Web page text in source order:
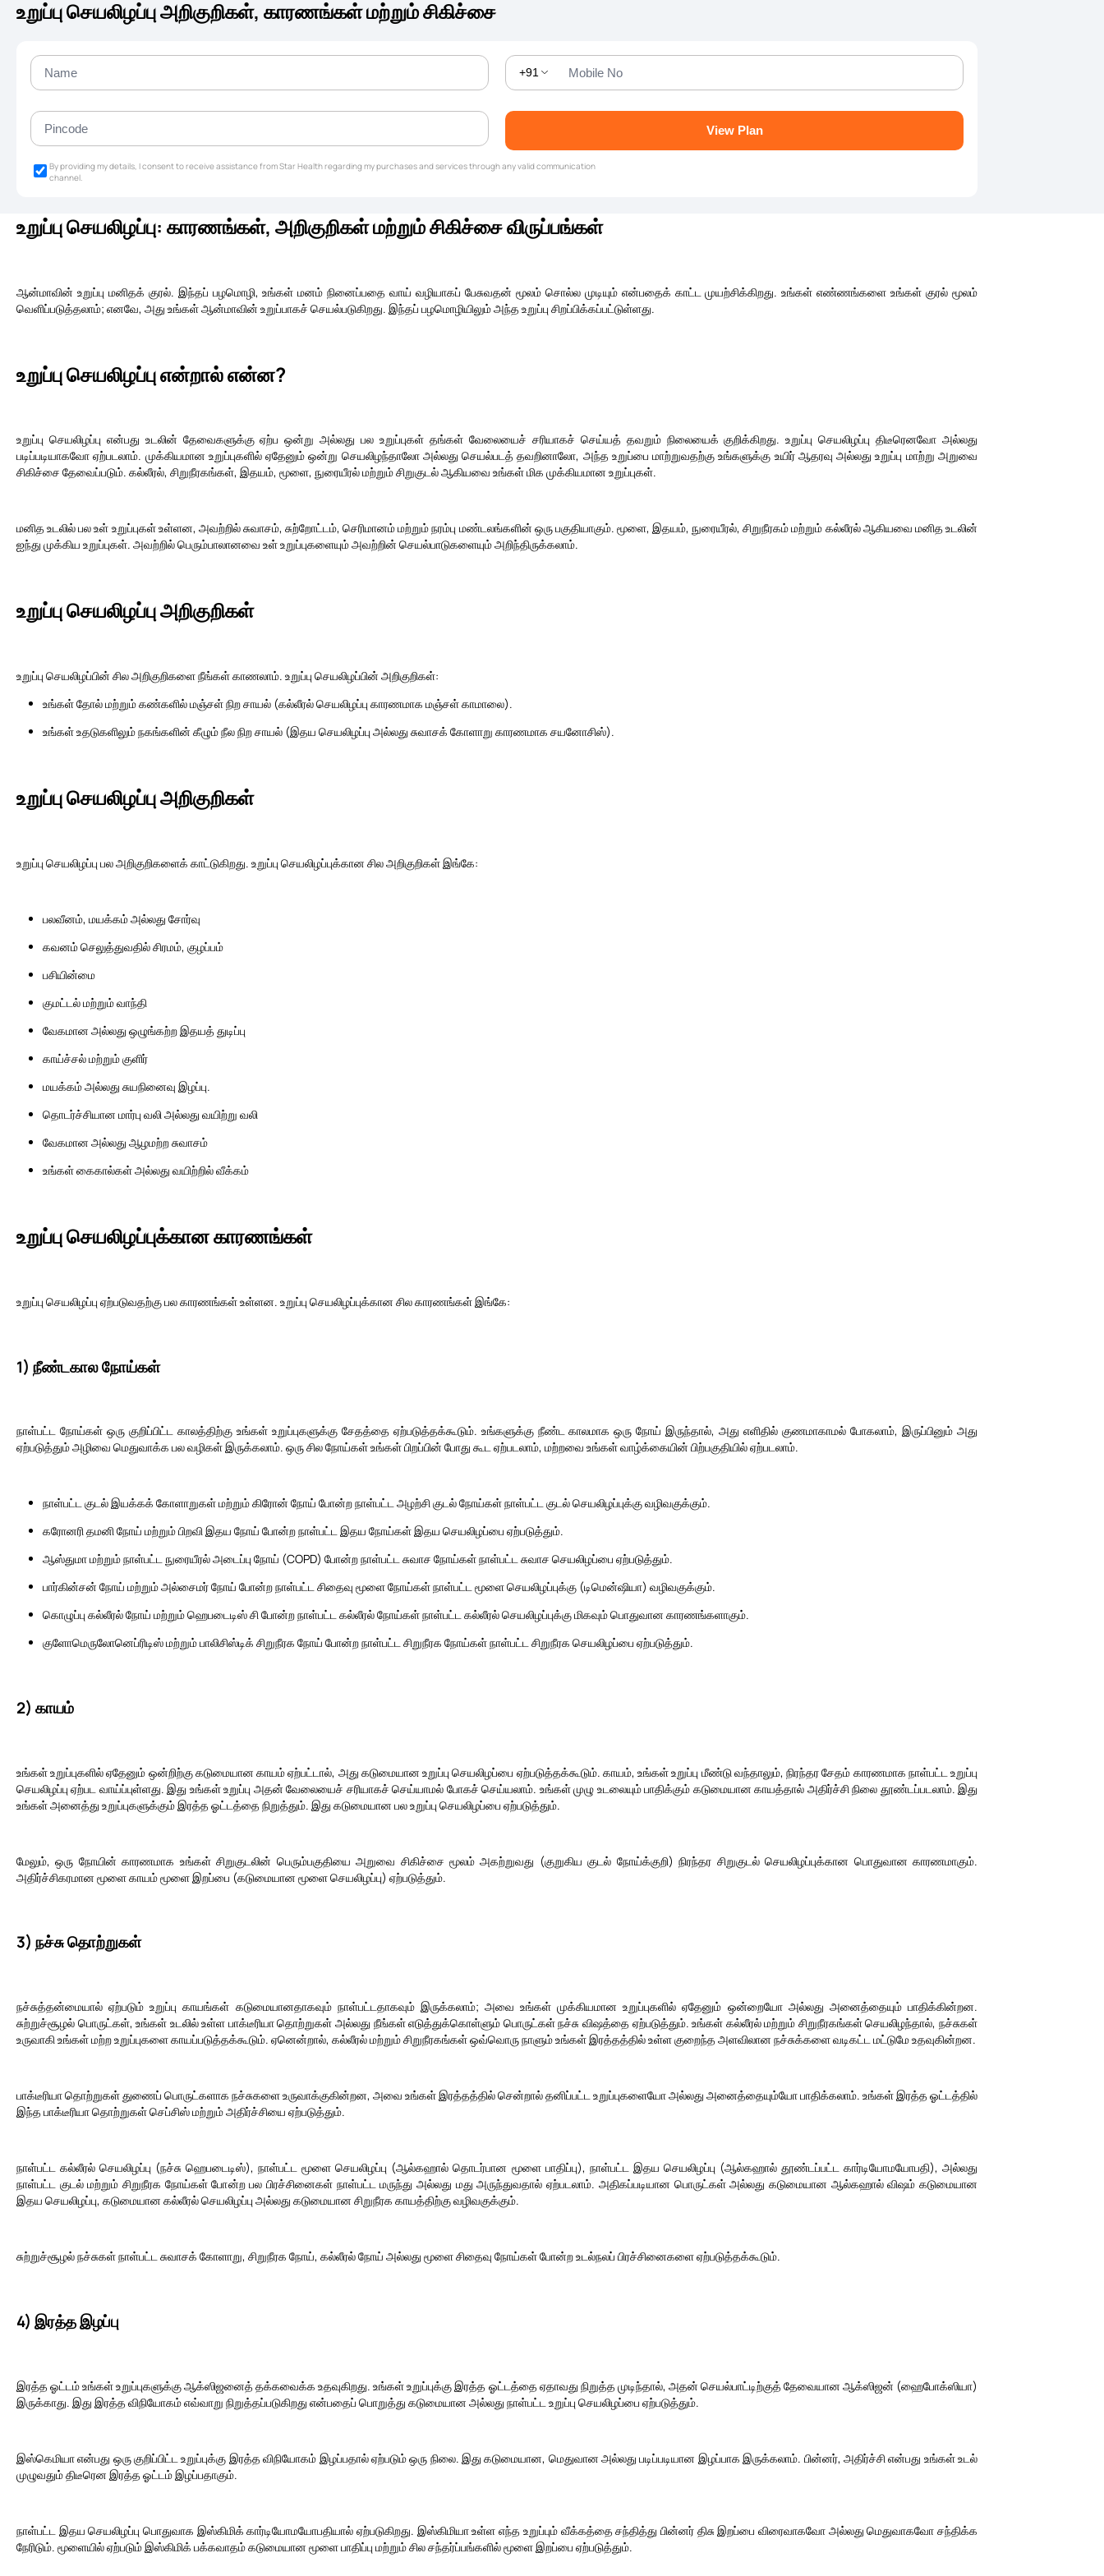
உறுப்பு செயலிழப்பு அறிகுறிகள், காரணங்கள் மற்றும் சிகிச்சை
+91
View Plan
By providing my details, I consent to receive assistance from Star Health regarding my purchases and services through any valid communication
channel.
உறுப்பு செயலிழப்பு: காரணங்கள், அறிகுறிகள் மற்றும் சிகிச்சை விருப்பங்கள்
ஆன்மாவின் உறுப்பு மனிதக் குரல். இந்தப் பழமொழி, உங்கள் மனம் நினைப்பதை வாய் வழியாகப் பேசுவதன் மூலம் சொல்ல முடியும் என்பதைக் காட்ட முயற்சிக்கிறது. உங்கள் எண்ணங்களை உங்கள் குரல் மூலம்
வெளிப்படுத்தலாம்; எனவே, அது உங்கள் ஆன்மாவின் உறுப்பாகச் செயல்படுகிறது. இந்தப் பழமொழியிலும் அந்த உறுப்பு சிறப்பிக்கப்பட்டுள்ளது.
உறுப்பு செயலிழப்பு என்றால் என்ன?
உறுப்பு செயலிழப்பு என்பது உடலின் தேவைகளுக்கு ஏற்ப ஒன்று அல்லது பல உறுப்புகள் தங்கள் வேலையைச் சரியாகச் செய்யத் தவறும் நிலையைக் குறிக்கிறது. உறுப்பு செயலிழப்பு திடீரெனவோ அல்லது
படிப்படியாகவோ ஏற்படலாம். முக்கியமான உறுப்புகளில் ஏதேனும் ஒன்று செயலிழந்தாலோ அல்லது செயல்படத் தவறினாலோ, அந்த உறுப்பை மாற்றுவதற்கு உங்களுக்கு உயிர் ஆதரவு அல்லது உறுப்பு மாற்று அறுவை
சிகிச்சை தேவைப்படும். கல்லீரல், சிறுநீரகங்கள், இதயம், மூளை, நுரையீரல் மற்றும் சிறுகுடல் ஆகியவை உங்கள் மிக முக்கியமான உறுப்புகள்.
மனித உடலில் பல உள் உறுப்புகள் உள்ளன, அவற்றில் சுவாசம், சுற்றோட்டம், செரிமானம் மற்றும் நரம்பு மண்டலங்களின் ஒரு பகுதியாகும். மூளை, இதயம், நுரையீரல், சிறுநீரகம் மற்றும் கல்லீரல் ஆகியவை மனித உடலின்
ஐந்து முக்கிய உறுப்புகள். அவற்றில் பெரும்பாலானவை உள் உறுப்புகளையும் அவற்றின் செயல்பாடுகளையும் அறிந்திருக்கலாம்.
உறுப்பு செயலிழப்பு அறிகுறிகள்
உறுப்பு செயலிழப்பின் சில அறிகுறிகளை நீங்கள் காணலாம். உறுப்பு செயலிழப்பின் அறிகுறிகள்:
உங்கள் தோல் மற்றும் கண்களில் மஞ்சள் நிற சாயல் (கல்லீரல் செயலிழப்பு காரணமாக மஞ்சள் காமாலை).
உங்கள் உதடுகளிலும் நகங்களின் கீழும் நீல நிற சாயல் (இதய செயலிழப்பு அல்லது சுவாசக் கோளாறு காரணமாக சயனோசிஸ்).
உறுப்பு செயலிழப்பு அறிகுறிகள்
உறுப்பு செயலிழப்பு பல அறிகுறிகளைக் காட்டுகிறது. உறுப்பு செயலிழப்புக்கான சில அறிகுறிகள் இங்கே:
பலவீனம், மயக்கம் அல்லது சோர்வு
கவனம் செலுத்துவதில் சிரமம், குழப்பம்
பசியின்மை
குமட்டல் மற்றும் வாந்தி
வேகமான அல்லது ஒழுங்கற்ற இதயத் துடிப்பு
காய்ச்சல் மற்றும் குளிர்
மயக்கம் அல்லது சுயநினைவு இழப்பு.
தொடர்ச்சியான மார்பு வலி அல்லது வயிற்று வலி
வேகமான அல்லது ஆழமற்ற சுவாசம்
உங்கள் கைகால்கள் அல்லது வயிற்றில் வீக்கம்
உறுப்பு செயலிழப்புக்கான காரணங்கள்
உறுப்பு செயலிழப்பு ஏற்படுவதற்கு பல காரணங்கள் உள்ளன. உறுப்பு செயலிழப்புக்கான சில காரணங்கள் இங்கே:
1) நீண்டகால நோய்கள்
நாள்பட்ட நோய்கள் ஒரு குறிப்பிட்ட காலத்திற்கு உங்கள் உறுப்புகளுக்கு சேதத்தை ஏற்படுத்தக்கூடும். உங்களுக்கு நீண்ட காலமாக ஒரு நோய் இருந்தால், அது எளிதில் குணமாகாமல் போகலாம், இருப்பினும் அது
ஏற்படுத்தும் அழிவை மெதுவாக்க பல வழிகள் இருக்கலாம். ஒரு சில நோய்கள் உங்கள் பிறப்பின் போது கூட ஏற்படலாம், மற்றவை உங்கள் வாழ்க்கையின் பிற்பகுதியில் ஏற்படலாம்.
நாள்பட்ட குடல் இயக்கக் கோளாறுகள் மற்றும் கிரோன் நோய் போன்ற நாள்பட்ட அழற்சி குடல் நோய்கள் நாள்பட்ட குடல் செயலிழப்புக்கு வழிவகுக்கும்.
கரோனரி தமனி நோய் மற்றும் பிறவி இதய நோய் போன்ற நாள்பட்ட இதய நோய்கள் இதய செயலிழப்பை ஏற்படுத்தும்.
ஆஸ்துமா மற்றும் நாள்பட்ட நுரையீரல் அடைப்பு நோய் (COPD) போன்ற நாள்பட்ட சுவாச நோய்கள் நாள்பட்ட சுவாச செயலிழப்பை ஏற்படுத்தும்.
பார்கின்சன் நோய் மற்றும் அல்சைமர் நோய் போன்ற நாள்பட்ட சிதைவு மூளை நோய்கள் நாள்பட்ட மூளை செயலிழப்புக்கு (டிமென்ஷியா) வழிவகுக்கும்.
கொழுப்பு கல்லீரல் நோய் மற்றும் ஹெபடைடிஸ் சி போன்ற நாள்பட்ட கல்லீரல் நோய்கள் நாள்பட்ட கல்லீரல் செயலிழப்புக்கு மிகவும் பொதுவான காரணங்களாகும்.
குளோமெருலோனெப்ரிடிஸ் மற்றும் பாலிசிஸ்டிக் சிறுநீரக நோய் போன்ற நாள்பட்ட சிறுநீரக நோய்கள் நாள்பட்ட சிறுநீரக செயலிழப்பை ஏற்படுத்தும்.
2) காயம்
உங்கள் உறுப்புகளில் ஏதேனும் ஒன்றிற்கு கடுமையான காயம் ஏற்பட்டால், அது கடுமையான உறுப்பு செயலிழப்பை ஏற்படுத்தக்கூடும். காயம், உங்கள் உறுப்பு மீண்டு வந்தாலும், நிரந்தர சேதம் காரணமாக நாள்பட்ட உறுப்பு
செயலிழப்பு ஏற்பட வாய்ப்புள்ளது. இது உங்கள் உறுப்பு அதன் வேலையைச் சரியாகச் செய்யாமல் போகச் செய்யலாம். உங்கள் முழு உடலையும் பாதிக்கும் கடுமையான காயத்தால் அதிர்ச்சி நிலை தூண்டப்படலாம். இது
உங்கள் அனைத்து உறுப்புகளுக்கும் இரத்த ஓட்டத்தை நிறுத்தும். இது கடுமையான பல உறுப்பு செயலிழப்பை ஏற்படுத்தும்.
மேலும், ஒரு நோயின் காரணமாக உங்கள் சிறுகுடலின் பெரும்பகுதியை அறுவை சிகிச்சை மூலம் அகற்றுவது (குறுகிய குடல் நோய்க்குறி) நிரந்தர சிறுகுடல் செயலிழப்புக்கான பொதுவான காரணமாகும்.
அதிர்ச்சிகரமான மூளை காயம் மூளை இறப்பை (கடுமையான மூளை செயலிழப்பு) ஏற்படுத்தும்.
3) நச்சு தொற்றுகள்
நச்சுத்தன்மையால் ஏற்படும் உறுப்பு காயங்கள் கடுமையானதாகவும் நாள்பட்டதாகவும் இருக்கலாம்; அவை உங்கள் முக்கியமான உறுப்புகளில் ஏதேனும் ஒன்றையோ அல்லது அனைத்தையும் பாதிக்கின்றன.
சுற்றுச்சூழல் பொருட்கள், உங்கள் உடலில் உள்ள பாக்டீரியா தொற்றுகள் அல்லது நீங்கள் எடுத்துக்கொள்ளும் பொருட்கள் நச்சு விஷத்தை ஏற்படுத்தும். உங்கள் கல்லீரல் மற்றும் சிறுநீரகங்கள் செயலிழந்தால், நச்சுகள்
உருவாகி உங்கள் மற்ற உறுப்புகளை காயப்படுத்தக்கூடும். ஏனென்றால், கல்லீரல் மற்றும் சிறுநீரகங்கள் ஒவ்வொரு நாளும் உங்கள் இரத்தத்தில் உள்ள குறைந்த அளவிலான நச்சுக்களை வடிகட்ட மட்டுமே உதவுகின்றன.
பாக்டீரியா தொற்றுகள் துணைப் பொருட்களாக நச்சுகளை உருவாக்குகின்றன, அவை உங்கள் இரத்தத்தில் சென்றால் தனிப்பட்ட உறுப்புகளையோ அல்லது அனைத்தையும்யோ பாதிக்கலாம். உங்கள் இரத்த ஓட்டத்தில்
இந்த பாக்டீரியா தொற்றுகள் செப்சிஸ் மற்றும் அதிர்ச்சியை ஏற்படுத்தும்.
நாள்பட்ட கல்லீரல் செயலிழப்பு (நச்சு ஹெபடைடிஸ்), நாள்பட்ட மூளை செயலிழப்பு (ஆல்கஹால் தொடர்பான மூளை பாதிப்பு), நாள்பட்ட இதய செயலிழப்பு (ஆல்கஹால் தூண்டப்பட்ட கார்டியோமயோபதி), அல்லது
நாள்பட்ட குடல் மற்றும் சிறுநீரக நோய்கள் போன்ற பல பிரச்சினைகள் நாள்பட்ட மருந்து அல்லது மது அருந்துவதால் ஏற்படலாம். அதிகப்படியான பொருட்கள் அல்லது கடுமையான ஆல்கஹால் விஷம் கடுமையான
இதய செயலிழப்பு, கடுமையான கல்லீரல் செயலிழப்பு அல்லது கடுமையான சிறுநீரக காயத்திற்கு வழிவகுக்கும்.
சுற்றுச்சூழல் நச்சுகள் நாள்பட்ட சுவாசக் கோளாறு, சிறுநீரக நோய், கல்லீரல் நோய் அல்லது மூளை சிதைவு நோய்கள் போன்ற உடல்நலப் பிரச்சினைகளை ஏற்படுத்தக்கூடும்.
4) இரத்த இழப்பு
இரத்த ஓட்டம் உங்கள் உறுப்புகளுக்கு ஆக்ஸிஜனைத் தக்கவைக்க உதவுகிறது. உங்கள் உறுப்புக்கு இரத்த ஓட்டத்தை ஏதாவது நிறுத்த முடிந்தால், அதன் செயல்பாட்டிற்குத் தேவையான ஆக்ஸிஜன் (ஹைபோக்ஸியா)
இருக்காது. இது இரத்த விநியோகம் எவ்வாறு நிறுத்தப்படுகிறது என்பதைப் பொறுத்து கடுமையான அல்லது நாள்பட்ட உறுப்பு செயலிழப்பை ஏற்படுத்தும்.
இஸ்கெமியா என்பது ஒரு குறிப்பிட்ட உறுப்புக்கு இரத்த விநியோகம் இழப்பதால் ஏற்படும் ஒரு நிலை. இது கடுமையான, மெதுவான அல்லது படிப்படியான இழப்பாக இருக்கலாம். பின்னர், அதிர்ச்சி என்பது உங்கள் உடல்
முழுவதும் திடீரென இரத்த ஓட்டம் இழப்பதாகும்.
நாள்பட்ட இதய செயலிழப்பு பொதுவாக இஸ்கிமிக் கார்டியோமயோபதியால் ஏற்படுகிறது. இஸ்கிமியா உள்ள எந்த உறுப்பும் வீக்கத்தை சந்தித்து பின்னர் திசு இறப்பை விரைவாகவோ அல்லது மெதுவாகவோ சந்திக்க
நேரிடும். மூளையில் ஏற்படும் இஸ்கிமிக் பக்கவாதம் கடுமையான மூளை பாதிப்பு மற்றும் சில சந்தர்ப்பங்களில் மூளை இறப்பை ஏற்படுத்தும்.